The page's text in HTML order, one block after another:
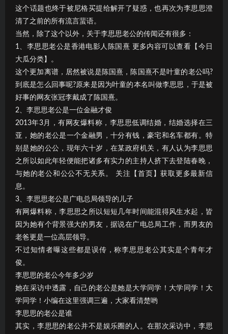
这个话题也终于被尼格买提给解开了疑惑，也再次为李思思澄
清了之前的所有流言蜚语。
当然，除了这个以外，关于李思思老公的传闻还有很多：
1、李思思老公是香港电影人陈国熹 更多内容可以查看【今日
大瓜分类】。
这个更加离谱，居然被说是陈国熹，陈国熹不是叶童的老公吗?
到底是怎么回事呢?原来是因为叶童的本名叫做李思思，于是被
好事的网友张冠李戴成了陈国熹。
2、李思思老公是一位金融才俊
2013年3月，有网友爆料称，李思思低调结婚，结婚选择在三
亚，她的老公是一个金融男，十分有钱，豪宅和名车都有。特
别是她的公公，现年六十岁，在某政府机关，有人认为李思思
之所以如此年轻便能把诸多有实力的主持人挤下去登陆春晚，
与她的老公和公公不无关系。 关注【首页】获取更多最新信
息。
3、李思思老公是广电总局领导的儿子
有网爆料称，李思思之所以短短几年时间能混得风生水起，皆
因为她有个背景强大的男友，据说在广电总局工作，而男友的
老爸更是一位高层领导。
不过知情者曝这些都是误传，称李思思老公其实是个青年才
俊。
李思思的老公今年多少岁
她在采访中透露，自己的老公是她是大学同学！大学同学！大
学同学！小编在这里强调三遍，大家看清楚哟
李思思的老公是谁
其实，李思思的老公并不是娱乐圈的人。在那次采访中，李思